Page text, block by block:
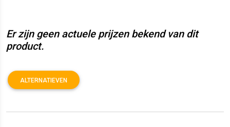
Er zijn geen actuele prijzen bekend van dit
product.
ALTERNATIEVEN